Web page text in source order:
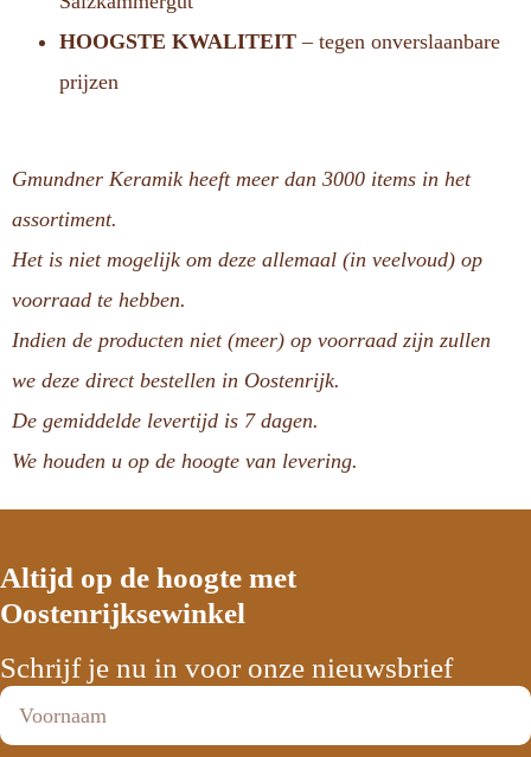
HOOGSTE KWALITEIT – tegen onverslaanbare
prijzen
Gmundner Keramik heeft meer dan 3000 items in het
assortiment.
Het is niet mogelijk om deze allemaal (in veelvoud) op
voorraad te hebben.
Indien de producten niet (meer) op voorraad zijn zullen
we deze direct bestellen in Oostenrijk.
De gemiddelde levertijd is 7 dagen.
We houden u op de hoogte van levering.
Altijd op de hoogte met
Oostenrijksewinkel
Schrijf je nu in voor onze nieuwsbrief